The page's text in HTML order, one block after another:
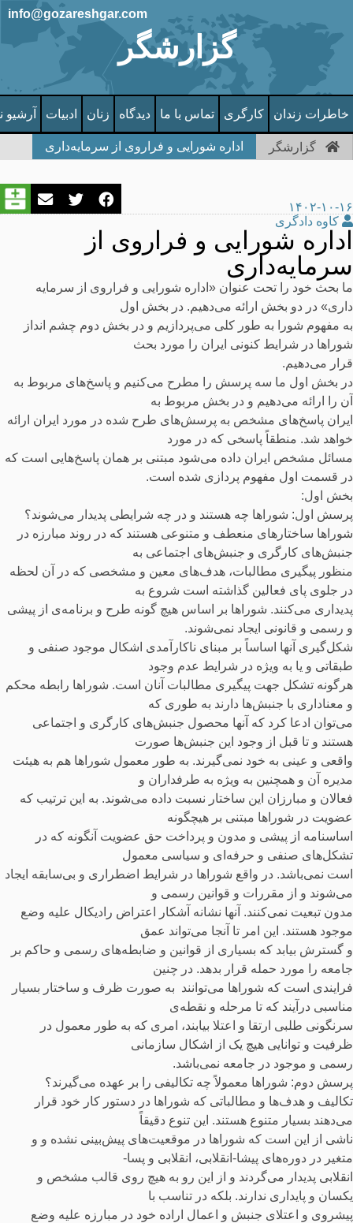
گزارشگر
info@gozareshgar.com
خاطرات زندان کارگری تماس با ما دیدگاه زنان ادبیات آرشیو
گزارشگر اداره شورایی و فراروی از سرمایه‌داری
۱۴۰۲-۱۰-۱۶
کاوه دادگری
اداره شورایی و فراروی از
سرمایه‌داری
ما بحث خود را تحت عنوان «اداره شورایی و فراروی از سرمایه
داری» در دو بخش ارائه می‌دهیم. در بخش اول
به مفهوم شورا به طور کلی می‌پردازیم و در بخش دوم چشم انداز
شوراها در شرایط کنونی ایران را مورد بحث
قرار می‌دهیم.
در بخش اول ما سه پرسش را مطرح می‌کنیم و پاسخ‌های مربوط به
آن را ارائه می‌دهیم و در بخش مربوط به
ایران پاسخ‌های مشخص به پرسش‌های طرح شده در مورد ایران ارائه
خواهد شد. منطقاً پاسخی که در مورد
مسائل مشخص ایران داده می‌شود مبتنی بر همان پاسخ‌هایی است که
در قسمت اول مفهوم پردازی شده است.
بخش اول:
پرسش اول: شوراها چه هستند و در چه شرایطی پدیدار می‌شوند؟
شوراها ساختارهای منعطف و متنوعی هستند که در روند مبارزه در
جنبش‌های کارگری و جنبش‌های اجتماعی به
منظور پیگیری مطالبات، هدف‌های معین و مشخصی که در آن لحظه
در جلوی پای فعالین گذاشته است شروع به
پدیداری می‌کنند. شوراها بر اساس هیچ گونه طرح و برنامه‌ی از پیشی
و رسمی و قانونی ایجاد نمی‌شوند.
شکل‌گیری آنها اساساً بر مبنای ناکارآمدی اشکال موجود صنفی و
طبقاتی و یا به ویژه در شرایط عدم وجود
هرگونه تشکل جهت پیگیری مطالبات آنان است. شوراها رابطه محکم
و معناداری با جنبش‌ها دارند به طوری که
می‌توان ادعا کرد که آنها محصول جنبش‌های کارگری و اجتماعی
هستند و تا قبل از وجود این جنبش‌ها صورت
واقعی و عینی به خود نمی‌گیرند. به طور معمول شوراها هم به هیئت
مدیره آن و همچنین به ویژه به طرفداران و
فعالان و مبارزان این ساختار نسبت داده می‌شوند. به این ترتیب که
عضویت در شوراها مبتنی بر هیچگونه
اساسنامه از پیشی و مدون و پرداخت حق عضویت آنگونه که در
تشکل‌های صنفی و حرفه‌ای و سیاسی معمول
است نمی‌باشد. در واقع شوراها در شرایط اضطراری و بی‌سابقه ایجاد
می‌شوند و از مقررات و قوانین رسمی و
مدون تبعیت نمی‌کنند. آنها نشانه آشکار اعتراض رادیکال علیه وضع
موجود هستند. این امر تا آنجا می‌تواند عمق
و گسترش بیابد که بسیاری از قوانین و ضابطه‌های رسمی و حاکم بر
جامعه را مورد حمله قرار بدهد. در چنین
فرایندی است که شوراها می‌توانند به صورت ظرف و ساختار بسیار
مناسبی درآیند که تا مرحله و نقطه‌ی
سرنگونی طلبی ارتقا و اعتلا بیابند، امری که به طور معمول در
ظرفیت و توانایی هیچ یک از اشکال سازمانی
رسمی و موجود در جامعه نمی‌باشد.
پرسش دوم: شوراها معمولاً چه تکالیفی را بر عهده می‌گیرند؟
تکالیف و هدف‌ها و مطالباتی که شوراها در دستور کار خود قرار
می‌دهند بسیار متنوع هستند. این تنوع دقیقاً
ناشی از این است که شوراها در موقعیت‌های پیش‌بینی نشده و و
متغیر در دوره‌های پیشا-انقلابی، انقلابی و پسا-
انقلابی پدیدار می‌گردند و از این رو به هیچ روی قالب مشخص و
یکسان و پایداری ندارند. بلکه در تناسب با
پیشروی و اعتلای جنبش و اعمال اراده خود در مبارزه علیه وضع